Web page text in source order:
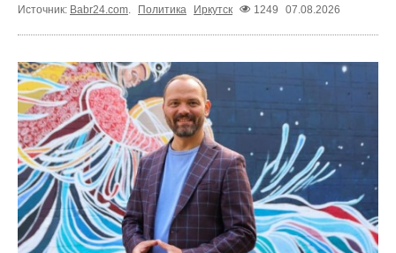
Источник: Babr24.com. Политика Иркутск 1249 07.08.2026